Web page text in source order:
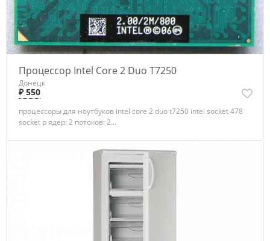
Процессор Intel Core 2 Duo T7250
Донецк
₽ 550
процессоры для ноутбуков intel core 2 duo t7250 intel socket 478
socket р ядер: 2 потоков: 2...